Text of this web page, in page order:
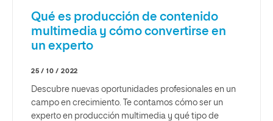
Qué es producción de contenido
multimedia y cómo convertirse en
un experto
25 / 10 / 2022
Descubre nuevas oportunidades profesionales en un
campo en crecimiento. Te contamos cómo ser un
experto en producción multimedia y qué tipo de